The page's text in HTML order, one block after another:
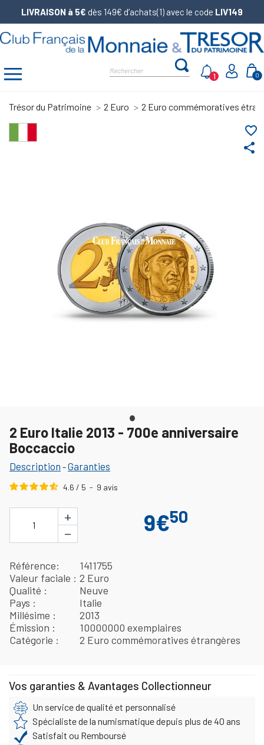
LIVRAISON à 5€ dès 149€ d’achats(1) avec le code LIV149
0
1
Trésor du Patrimoine 2 Euro 2 Euro commémoratives
share
favorite_border
2 Euro Italie 2013 - 700e anniversaire
Boccaccio
Description -Garanties
4.6 / 5 - 9 avis
1
+
−
9€50
Référence
1411755
Valeur faciale
2 Euro
Qualité
Neuve
Pays
Italie
Millésime
2013
Émission
10000000 exemplaires
Catégorie
2 Euro commémoratives étrangères
Vos garanties & Avantages Collectionneur
Un service de qualité et personnalisé
Spécialiste de la numismatique depuis plus de 40 ans
Satisfait ou Remboursé